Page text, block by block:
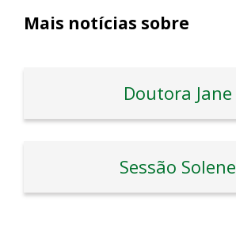
Mais notícias sobre
Doutora Jane
Sessão Solene